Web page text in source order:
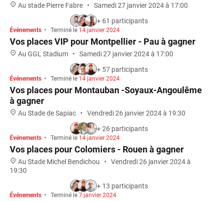
Au stade Pierre Fabre •
Samedi 27 janvier 2024 à 17:00
+ 61 participants
Événements • Terminé le 14 janvier 2024
Vos places VIP pour Montpellier - Pau à gagner
Au GGL Stadium •
Samedi 27 janvier 2024 à 17:00
+ 57 participants
Événements • Terminé le 14 janvier 2024
Vos places pour Montauban -Soyaux-Angoulême
à gagner
Au Stade de Sapiac •
Vendredi 26 janvier 2024 à 19:30
+ 26 participants
Événements • Terminé le 14 janvier 2024
Vos places pour Colomiers - Rouen à gagner
Au Stade Michel Bendichou •
Vendredi 26 janvier 2024 à
19:30
+ 13 participants
Événements • Terminé le 7 janvier 2024